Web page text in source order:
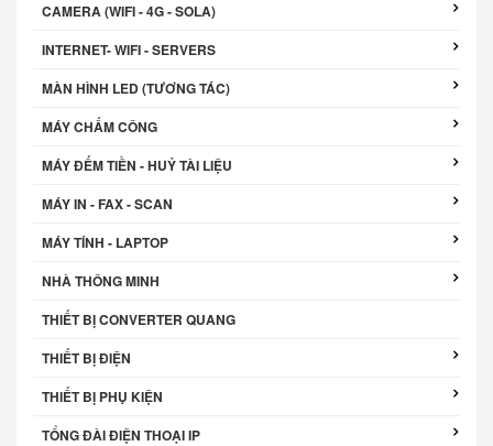
CAMERA (WIFI - 4G - SOLA)
INTERNET- WIFI - SERVERS
MÀN HÌNH LED (TƯƠNG TÁC)
MÁY CHẤM CÔNG
MÁY ĐẾM TIỀN - HUỶ TÀI LIỆU
MÁY IN - FAX - SCAN
MÁY TÍNH - LAPTOP
NHÀ THÔNG MINH
THIẾT BỊ CONVERTER QUANG
THIẾT BỊ ĐIỆN
THIẾT BỊ PHỤ KIỆN
TỔNG ĐÀI ĐIỆN THOẠI IP